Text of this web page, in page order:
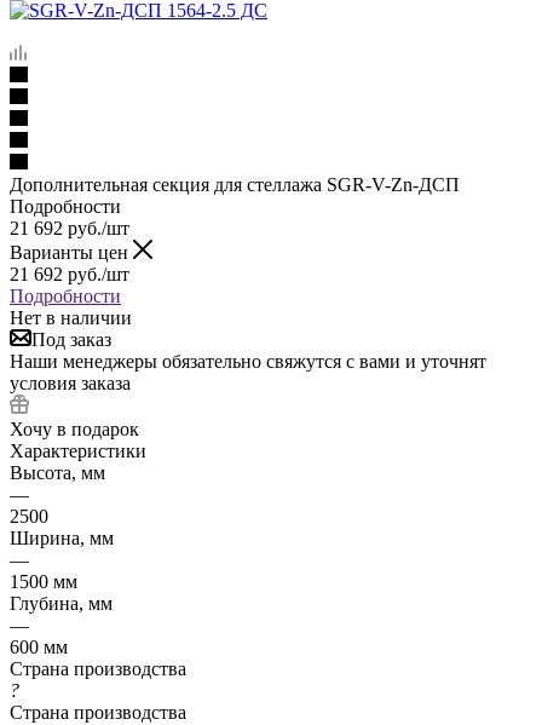
Дополнительная секция для стеллажа SGR-V-Zn-ДСП
Подробности
21 692 руб./шт
Варианты цен
21 692 руб./шт
Подробности
Нет в наличии
Под заказ
Наши менеджеры обязательно свяжутся с вами и уточнят
условия заказа
Хочу в подарок
Характеристики
Высота, мм
—
2500
Ширина, мм
—
1500 мм
Глубина, мм
—
600 мм
Страна производства
?
Страна производства